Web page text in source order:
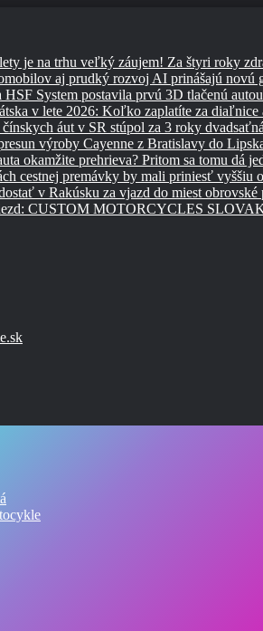
je na trhu veľký záujem! Za štyri roky
aj prudký rozvoj AI prinášajú novú
HSF System postavila prvú 3D tlačenú
v lete 2026: Koľko zaplatíte za diaľnice
áut v SR stúpol za 3 roky
výroby Cayenne z Bratislavy do
okamžite prehrieva? Pritom sa tomu dá
cestnej premávky by mali priniesť vyššiu
v Rakúsku za vjazd do miest obrovské
CUSTOM MOTORCYCLES